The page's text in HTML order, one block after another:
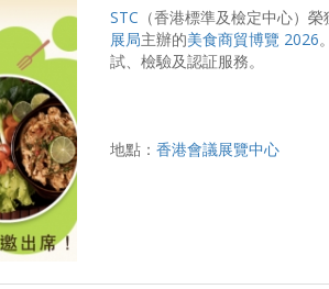
STC （香港標準及檢定中心）榮
展局主辦的美食商貿博覽 2026
試、檢驗及認証服務。
地點： 香港會議展覽中心